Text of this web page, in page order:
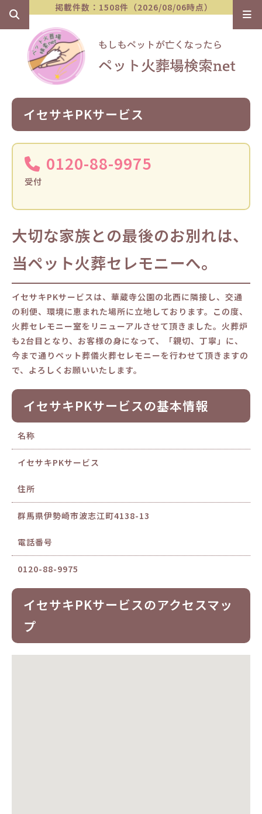
掲載件数：1508件（2026/08/06時点）
イセサキPKサービス
0120-88-9975
受付
大切な家族との最後のお別れは、
当ペット火葬セレモニーへ。
イセサキPKサービスは、華蔵寺公園の北西に隣接し、交通
の利便、環境に恵まれた場所に立地しております。この度、
火葬セレモニー室をリニューアルさせて頂きました。火葬炉
も2台目となり、お客様の身になって、「親切、丁寧」に、
今まで通りペット葬儀火葬セレモニーを行わせて頂きますの
で、よろしくお願いいたします。
イセサキPKサービスの基本情報
名称
イセサキPKサービス
住所
群馬県伊勢崎市波志江町4138-13
電話番号
0120-88-9975
イセサキPKサービスのアクセスマッ
プ